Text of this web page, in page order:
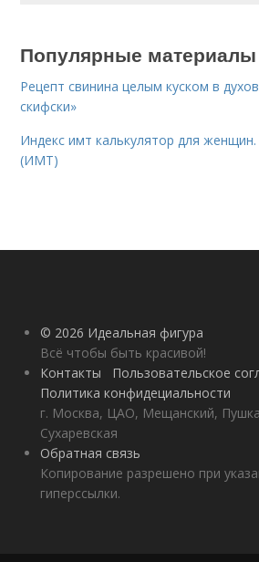
Популярные материалы
Рецепт свинина целым куском в
скифски»
Индекс имт калькулятор для
(ИМТ)
© 2026 Идеальная фигура
Всё чтобы быть красивой!
Контакты
Пользовательское
Политика конфидециальности
г. Москва, ЦАО, Мещанский,
Сухаревская
Обратная связь
Копирование разрешено при
гиперссылки.